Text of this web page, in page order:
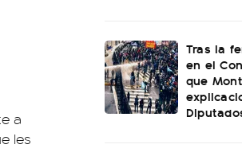
a
les
Tras la
en el
que